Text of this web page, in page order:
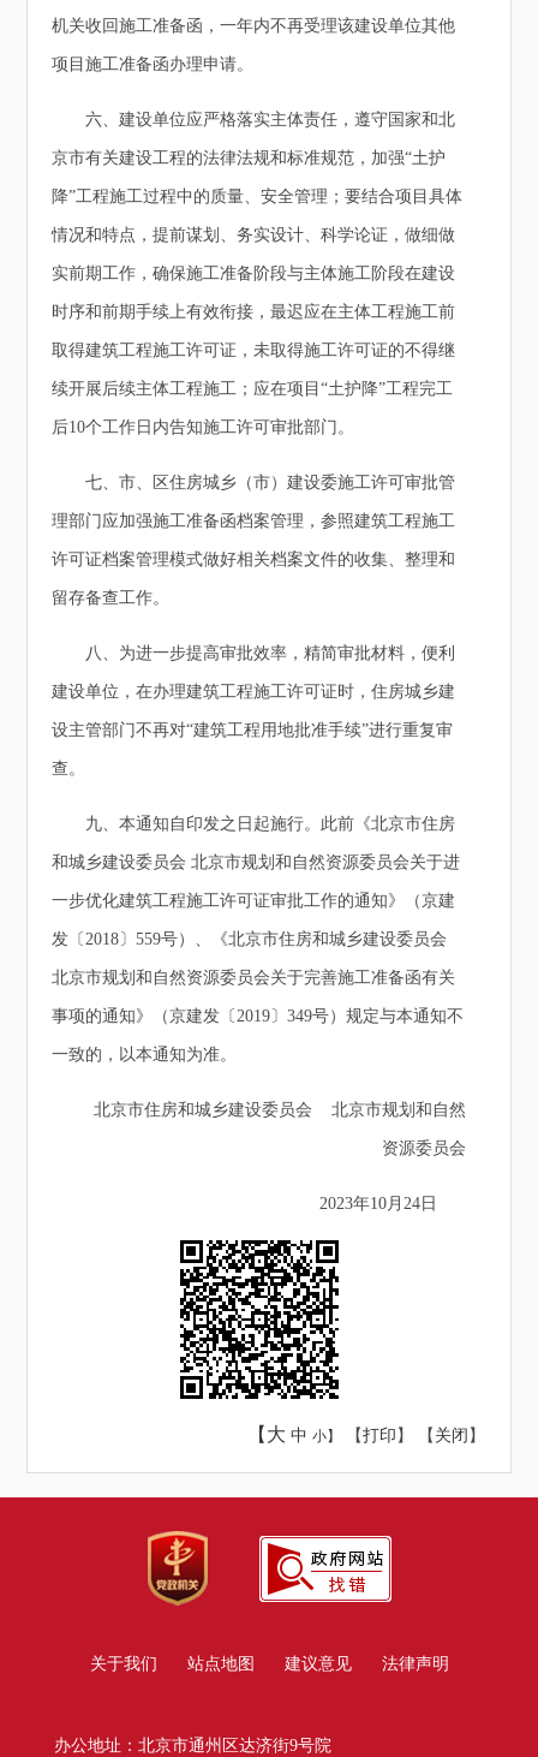
机关收回施工准备函，一年内不再受理该建设单位其他
项目施工准备函办理申请。
六、建设单位应严格落实主体责任，遵守国家和北
京市有关建设工程的法律法规和标准规范，加强“土护
降”工程施工过程中的质量、安全管理；要结合项目具体
情况和特点，提前谋划、务实设计、科学论证，做细做
实前期工作，确保施工准备阶段与主体施工阶段在建设
时序和前期手续上有效衔接，最迟应在主体工程施工前
取得建筑工程施工许可证，未取得施工许可证的不得继
续开展后续主体工程施工；应在项目“土护降”工程完工
后10个工作日内告知施工许可审批部门。
七、市、区住房城乡（市）建设委施工许可审批管
理部门应加强施工准备函档案管理，参照建筑工程施工
许可证档案管理模式做好相关档案文件的收集、整理和
留存备查工作。
八、为进一步提高审批效率，精简审批材料，便利
建设单位，在办理建筑工程施工许可证时，住房城乡建
设主管部门不再对“建筑工程用地批准手续”进行重复审
查。
九、本通知自印发之日起施行。此前《北京市住房
和城乡建设委员会 北京市规划和自然资源委员会关于进
一步优化建筑工程施工许可证审批工作的通知》（京建
发〔2018〕559号）、《北京市住房和城乡建设委员会
北京市规划和自然资源委员会关于完善施工准备函有关
事项的通知》（京建发〔2019〕349号）规定与本通知不
一致的，以本通知为准。
北京市住房和城乡建设委员会 北京市规划和自然
资源委员会
2023年10月24日
【大 中 小】 【打印 】 【 关闭 】
关于我们 站点地图 建议意见 法律声明
办公地址：北京市通州区达济街9号院